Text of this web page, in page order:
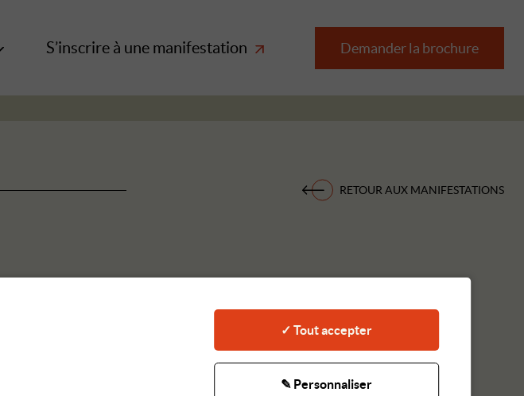
S’inscrire à une manifestation Demander la brochure
RETOUR AUX MANIFESTATIONS
✓ Tout accepter
✎ Personnaliser